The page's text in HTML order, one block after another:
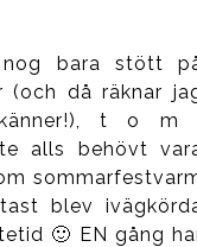
nog bara stött
(och då räknar
t o m
alls behövt
blev
🙂 EN gång